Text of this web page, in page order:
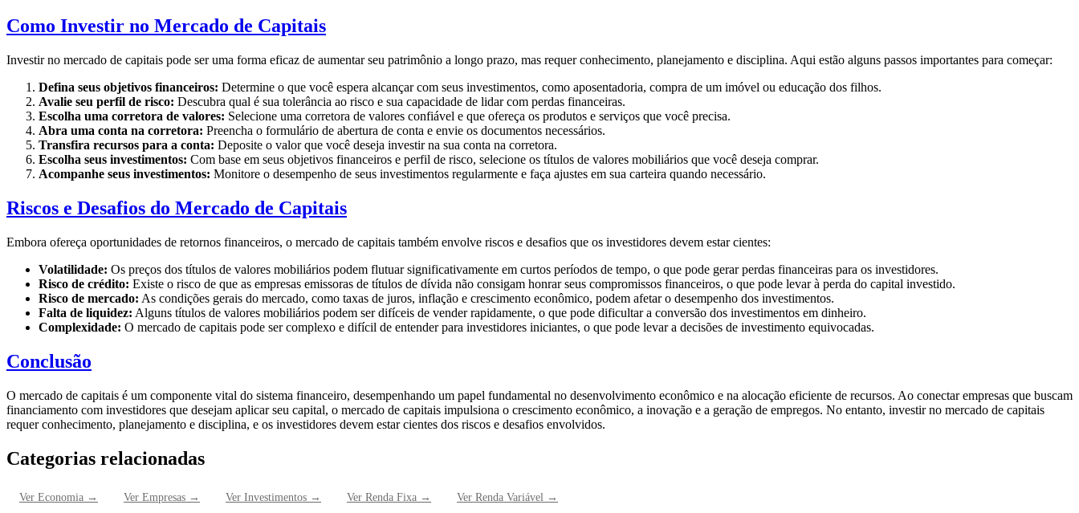
Como Investir no Mercado de Capitais
Investir no mercado de capitais pode ser uma forma eficaz de aumentar seu patrimônio a longo prazo, mas requer conhecimento, planejamento e disciplina. Aqui estão alguns passos importantes para começar:
Defina seus objetivos financeiros: Determine o que você espera alcançar com seus investimentos, como aposentadoria, compra de um imóvel ou educação dos filhos.
Avalie seu perfil de risco: Descubra qual é sua tolerância ao risco e sua capacidade de lidar com perdas financeiras.
Escolha uma corretora de valores: Selecione uma corretora de valores confiável e que ofereça os produtos e serviços que você precisa.
Abra uma conta na corretora: Preencha o formulário de abertura de conta e envie os documentos necessários.
Transfira recursos para a conta: Deposite o valor que você deseja investir na sua conta na corretora.
Escolha seus investimentos: Com base em seus objetivos financeiros e perfil de risco, selecione os títulos de valores mobiliários que você deseja comprar.
Acompanhe seus investimentos: Monitore o desempenho de seus investimentos regularmente e faça ajustes em sua carteira quando necessário.
Riscos e Desafios do Mercado de Capitais
Embora ofereça oportunidades de retornos financeiros, o mercado de capitais também envolve riscos e desafios que os investidores devem estar cientes:
Volatilidade: Os preços dos títulos de valores mobiliários podem flutuar significativamente em curtos períodos de tempo, o que pode gerar perdas financeiras para os investidores.
Risco de crédito: Existe o risco de que as empresas emissoras de títulos de dívida não consigam honrar seus compromissos financeiros, o que pode levar à perda do capital investido.
Risco de mercado: As condições gerais do mercado, como taxas de juros, inflação e crescimento econômico, podem afetar o desempenho dos investimentos.
Falta de liquidez: Alguns títulos de valores mobiliários podem ser difíceis de vender rapidamente, o que pode dificultar a conversão dos investimentos em dinheiro.
Complexidade: O mercado de capitais pode ser complexo e difícil de entender para investidores iniciantes, o que pode levar a decisões de investimento equivocadas.
Conclusão
O mercado de capitais é um componente vital do sistema financeiro, desempenhando um papel fundamental no desenvolvimento econômico e na alocação eficiente de recursos. Ao conectar empresas que buscam
financiamento com investidores que desejam aplicar seu capital, o mercado de capitais impulsiona o crescimento econômico, a inovação e a geração de empregos. No entanto, investir no mercado de capitais
requer conhecimento, planejamento e disciplina, e os investidores devem estar cientes dos riscos e desafios envolvidos.
Categorias relacionadas
Ver Economia → Ver Empresas → Ver Investimentos → Ver Renda Fixa → Ver Renda Variável →